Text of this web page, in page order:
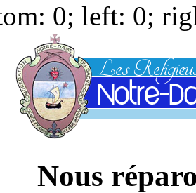
0; left: 0;
Nous